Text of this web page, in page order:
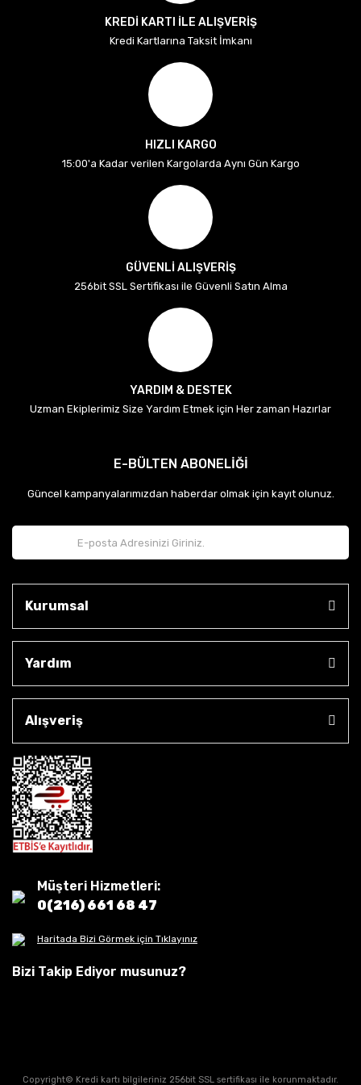
KREDİ KARTI İLE ALIŞVERİŞ
Kredi Kartlarına Taksit İmkanı
HIZLI KARGO
15:00'a Kadar verilen Kargolarda Aynı Gün Kargo
GÜVENLİ ALIŞVERİŞ
256bit SSL Sertifikası ile Güvenli Satın Alma
YARDIM & DESTEK
Uzman Ekiplerimiz Size Yardım Etmek için Her zaman Hazırlar
E-BÜLTEN ABONELİĞİ
Güncel kampanyalarımızdan haberdar olmak için kayıt olunuz.
Kurumsal
Yardım
Alışveriş
Müşteri Hizmetleri:
0(216) 661 68 47
Haritada Bizi Görmek için Tıklayınız
Bizi Takip Ediyor musunuz?
Copyright© Kredi kartı bilgileriniz 256bit SSL sertifikası ile korunmaktadır.